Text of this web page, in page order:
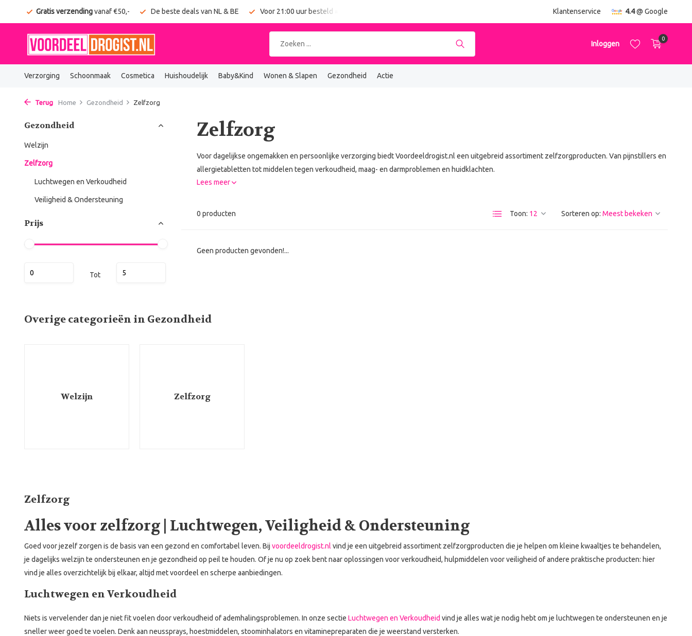
Gratis verzendingvanaf €50,- De beste deals van NL & BE Voor 21:00 uur besteld = vandaag verzonden Klantenservice 4.4@ Google
Inloggen
0
Verzorging Schoonmaak Cosmetica Huishoudelijk Baby&Kind Wonen & Slapen Gezondheid Actie
Terug Home Gezondheid Zelfzorg
Gezondheid
Welzijn
Zelfzorg
Luchtwegen en Verkoudheid
Veiligheid & Ondersteuning
Prijs
Tot
Zelfzorg
Voor dagelijkse ongemakken en persoonlijke verzorging biedt Voordeeldrogist.nl een uitgebreid assortiment zelfzorgproducten. Van pijnstillers en
allergietabletten tot middelen tegen verkoudheid, maag- en darmproblemen en huidklachten.
Lees meer
0 producten Toon: Sorteren op:
Geen producten gevonden!...
Overige categorieën in Gezondheid
Welzijn Zelfzorg
Zelfzorg
Alles voor zelfzorg | Luchtwegen, Veiligheid & Ondersteuning
Goed voor jezelf zorgen is de basis van een gezond en comfortabel leven. Bij voordeeldrogist.nl vind je een uitgebreid assortiment zelfzorgproducten die je helpen om kleine kwaaltjes te behandelen,
je dagelijks welzijn te ondersteunen en je gezondheid op peil te houden. Of je nu op zoek bent naar oplossingen voor verkoudheid, hulpmiddelen voor veiligheid of andere praktische producten: hier
vind je alles overzichtelijk bij elkaar, altijd met voordeel en scherpe aanbiedingen.
Luchtwegen en Verkoudheid
Niets is vervelender dan je niet fit voelen door verkoudheid of ademhalingsproblemen. In onze sectie Luchtwegen en Verkoudheid vind je alles wat je nodig hebt om je luchtwegen te ondersteunen en je
sneller weer goed te voelen. Denk aan neussprays, hoestmiddelen, stoominhalators en vitaminepreparaten die je weerstand versterken.